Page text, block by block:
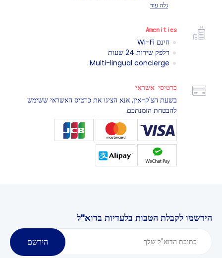
גלה עוד
Amenities
חינם Wi-Fi
דלפק שירות 24 שעות
Multi-lingual concierge
כרטיסי אשראי
בשעת הצ'ק-אין, אנא הציגו את כרטיס האשראי ששימש
להבטחת הזמנתכם.
הירשמו לקבלת הטבות בלעדיות בדוא"ל
הירשם